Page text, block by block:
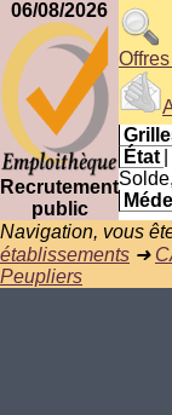
06/08/2026
Recrutement
public
État
Navigation, vous
établissements ➜
Peupliers